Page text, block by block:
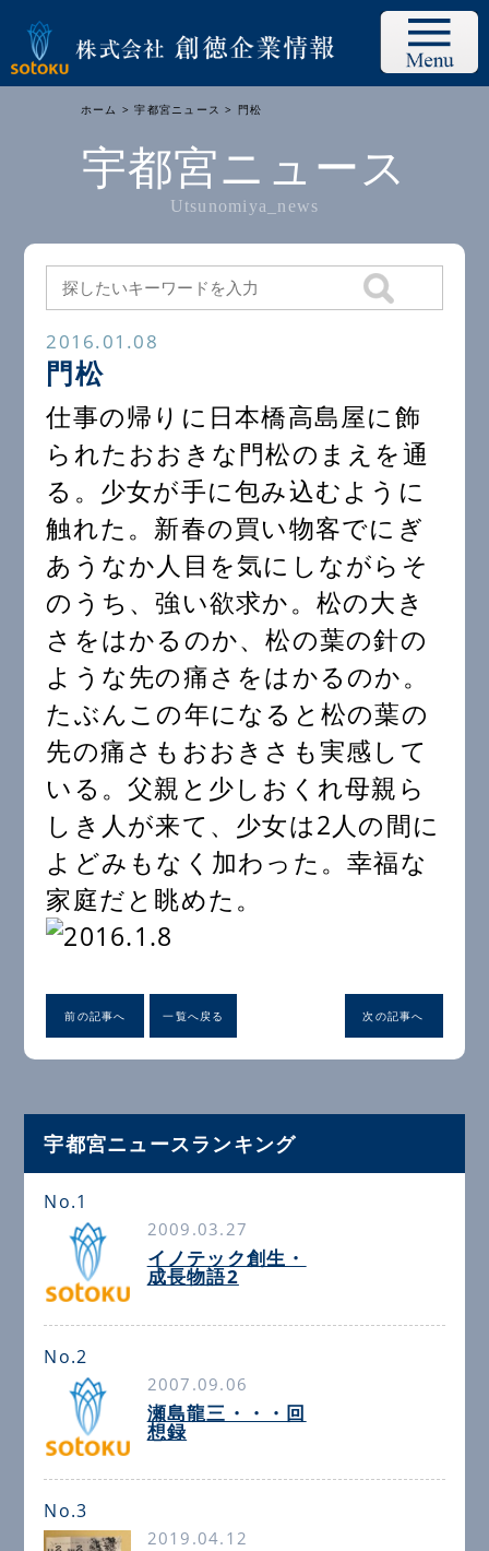
ホーム >宇都宮ニュース > 門松
宇都宮ニュース
Utsunomiya_news
2016.01.08
門松
仕事の帰りに日本橋高島屋に飾
られたおおきな門松のまえを通
る。少女が手に包み込むように
触れた。新春の買い物客でにぎ
あうなか人目を気にしながらそ
のうち、強い欲求か。松の大き
さをはかるのか、松の葉の針の
ような先の痛さをはかるのか。
たぶんこの年になると松の葉の
先の痛さもおおきさも実感して
いる。父親と少しおくれ母親ら
しき人が来て、少女は2人の間に
よどみもなく加わった。幸福な
家庭だと眺めた。
前の記事へ 一覧へ戻る 次の記事へ
宇都宮ニュースランキング
No.1
2009.03.27
イノテック創生・
成長物語2
No.2
2007.09.06
瀬島龍三・・・回
想録
No.3
2019.04.12